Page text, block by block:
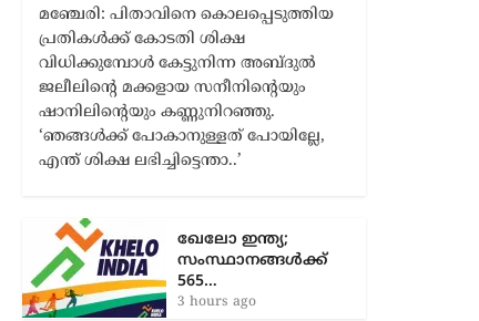
ഷാനിലിന്റെയും കണ്ണുനിറഞ്ഞു.
‘ഞങ്ങൾക്ക് പോകാനുള്ളത് പോയില്ലേ,
എന്ത് ശിക്ഷ ലഭിച്ചിട്ടെന്താ..’
ഖേലോ ഇന്ത്യ;
സംസ്ഥാനങ്ങൾക്ക്
വൊസീഞ്ഞ ഇനി
കൊളോ കൊളോ…
12 hours ago